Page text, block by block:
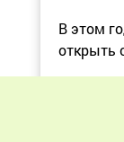
В этом
открыть